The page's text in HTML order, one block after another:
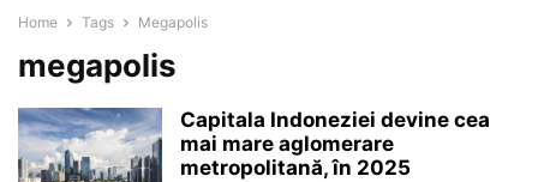
Home Tags Megapolis
megapolis
Capitala Indoneziei devine cea
mai mare aglomerare
metropolitană, în 2025